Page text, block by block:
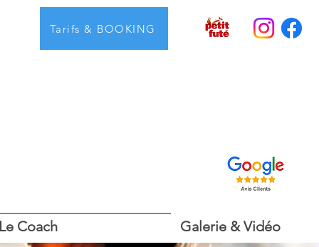
Tarifs & BOOKING
Coach Galerie & Vidéo